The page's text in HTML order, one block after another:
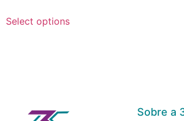
Select options
Sobre a